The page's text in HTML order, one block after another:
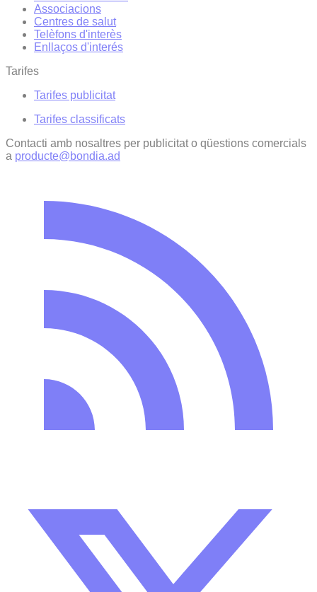
Associacions
Centres de salut
Telèfons d'interès
Enllaços d'interés
Tarifes
Tarifes publicitat
Tarifes classificats
Contacti amb nosaltres per publicitat o qüestions comercials
a producte@bondia.ad